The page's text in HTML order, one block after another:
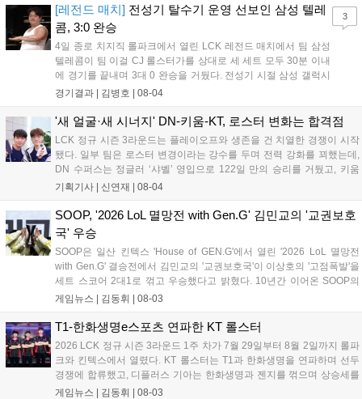
희망하며 경기를 성공적으로 마무리했다....
[레전드 매치] 전성기 탈수기 운영 선보인 삼성 텔레
콤, 3:0 완승
4일 종로 치지직 롤파크에서 열린 LCK 레전드 매치에서 팀 삼성
텔레콤이 팀 이걸 CJ 롤스터가를 상대로 세 세트 모두 30분 이내
에 경기를 끝내며 3대 0 완승을 거뒀다. 전성기 시절 삼성 갤럭시
의 탈수기 운영을 재현한 팀 삼성 텔레콤은 전 라인의 고른 성장
인드 픽까지 완벽하게 가져오며 압도적인 경기력으로 승리를 확
경기결과 | 김병호 | 08-04
3
'새 얼굴·새 시너지' DN-키움-KT, 로스터 변화는 합격점
LCK 정규 시즌 3라운드는 플레이오프와 생존을 건 치열한 경쟁이 시작
됐다. 일부 팀은 로스터 변경이라는 강수를 두며 전력 강화를 꾀했는데,
DN 수퍼스는 정글러 ‘샤벨’ 영입으로 122일 만의 승리를 거뒀고, 키움
DRX는 ‘에이밍’ 합류 후 즉각적인 승리를 따냈다. kt 롤스터는 내부 갈등
불식시켰다. 오는 5일부터 3라운드 2주 차가 시작되는 가운데, 변화를
준 팀들이 상승세를 이어갈지 주목된다....
기획기사 | 신연재 | 08-04
SOOP, '2026 LoL 멸망전 with Gen.G' 김민교의 '교권보호
국' 우승
SOOP은 일산 킨텍스 'House of GEN.G'에서 열린 '2026 LoL 멸망전
with Gen.G' 결승전에서 김민교의 '교권보호국'이 이상호의 '고점폭발'을
세트 스코어 2대1로 꺾고 우승했다고 밝혔다. 10년간 이어온 SOOP의
대표 e스포츠 콘텐츠인 멸망전은 스트리머들이 팀을 구성해 대결하는
국은 상금 2,500만 원과 젠지 선수 합동 방송 기회를 얻었으며, 파이널
성황리에 종료되었다....
게임뉴스 | 김동휘 | 08-03
T1-한화생명e스포츠 연파한 KT 롤스터
2026 LCK 정규 시즌 3라운드 1주 차가 7월 29일부터 8월 2일까지 롤파
크와 킨텍스에서 열렸다. KT 롤스터는 T1과 한화생명을 연파하며 선두
경쟁에 합류했고, 디플러스 기아는 한화생명과 젠지를 꺾으며 상승세를
입증했다. 라이즈 그룹에서는 농심 레드포스가 유일하게 2연승을 기록
게임뉴스 | 김동휘 | 08-03